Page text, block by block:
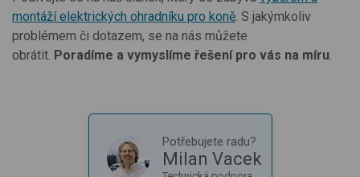
montáží elektrických ohradníku pro koně . S jakýmkoliv
problémem či dotazem, se na nás můžete
obrátit. Poradíme a vymyslíme řešení pro vás na míru
Potřebujete radu?
Milan Vacek